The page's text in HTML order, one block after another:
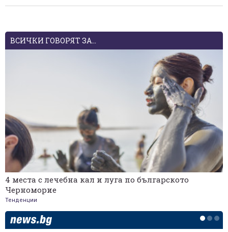
ВСИЧКИ ГОВОРЯТ ЗА...
4 места с лечебна кал и луга по българското
Черноморие
Тенденции